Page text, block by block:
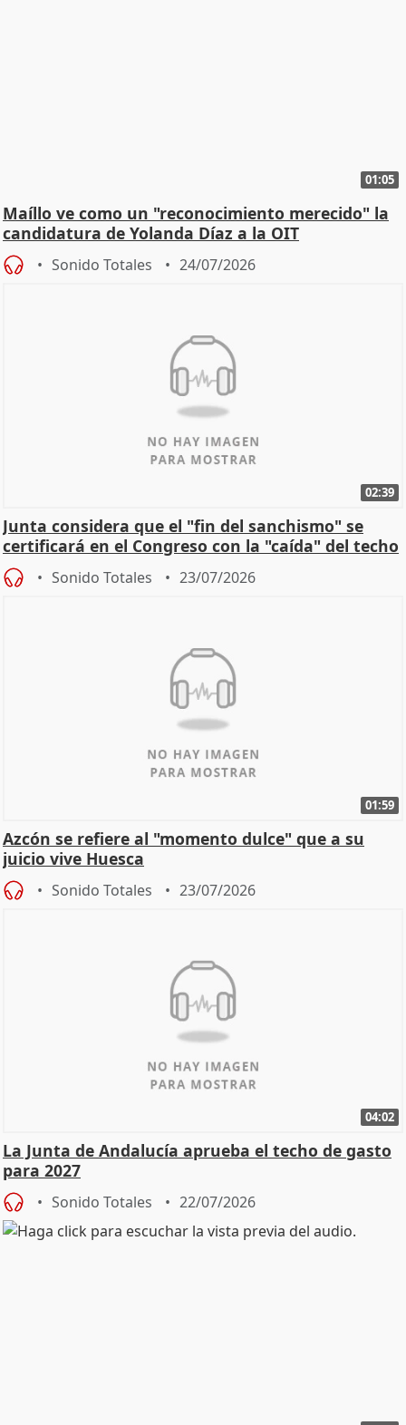
01:05
Maíllo ve como un "reconocimiento merecido" la
candidatura de Yolanda Díaz a la OIT
Sonido Totales 24/07/2026
02:39
Junta considera que el "fin del sanchismo" se
certificará en el Congreso con la "caída" del techo
de
Sonido Totales 23/07/2026
01:59
Azcón se refiere al "momento dulce" que a su
juicio vive Huesca
Sonido Totales 23/07/2026
04:02
La Junta de Andalucía aprueba el techo de gasto
para 2027
Sonido Totales 22/07/2026